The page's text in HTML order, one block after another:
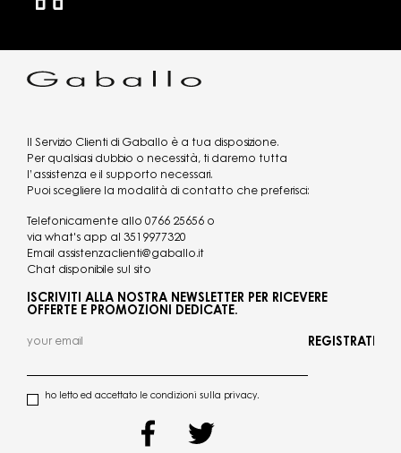
Il Servizio Clienti di Gaballo è a tua disposizione.
Per qualsiasi dubbio o necessità, ti daremo tutta
l’assistenza e il supporto necessari.
Puoi scegliere la modalità di contatto che preferisci:
Telefonicamente allo 0766 25656 o
via what's app al 3519977320
Email assistenzaclienti@gaballo.it
Chat disponibile sul sito
ISCRIVITI ALLA NOSTRA NEWSLETTER PER RICEVERE
OFFERTE E PROMOZIONI DEDICATE.
ho letto ed accettato le condizioni sulla privacy.
REGISTRATI